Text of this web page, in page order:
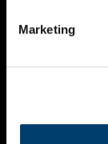
Marketing
VIDEO’S
CONTACT